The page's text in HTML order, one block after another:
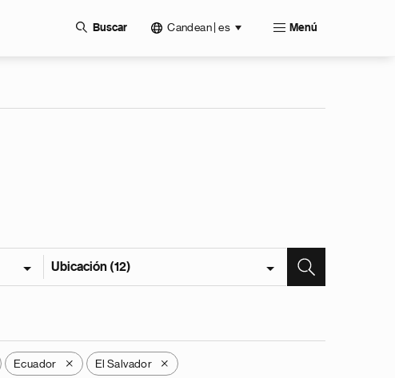
Buscar Candean | es Menú
Ubicación (12)
Ecuador X El Salvador X